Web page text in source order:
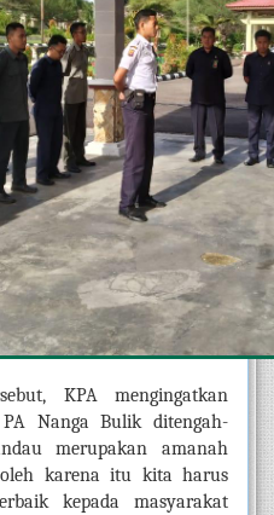
KPA mengingatkan
Nanga Bulik ditengah-
merupakan amanah
karena itu kita harus
kepada masyarakat